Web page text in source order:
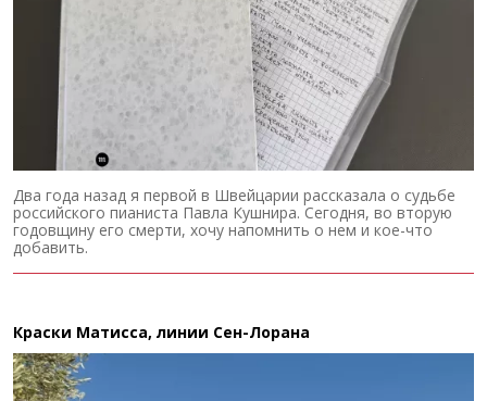
Два года назад я первой в Швейцарии рассказала о судьбе
российского пианиста Павла Кушнира. Сегодня, во вторую
годовщину его смерти, хочу напомнить о нем и кое-что
добавить.
Краски Матисса, линии Сен-Лорана